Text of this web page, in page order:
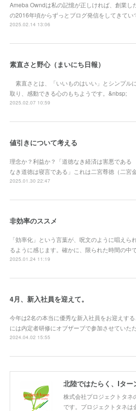
Ameba Owndは私の記憶が正しければ、創業し
の2016年頃からずっとブログ発信をしてきてい
2025.02.14 13:06
素直さと野心（まいにち日報）
素直さとは、「いいものはいい」とシンプル
取り、感動できる心のもちようです。
2025.02.07 10:59
値引きについて考える
理念か？利益か？「道徳なき経済は害悪であ
なき道徳は寝言である」これは二宮尊徳（二宮
2025.01.30 22:47
非効率のススメ
「効率化」という言葉が、呪文のように唱えら
るように感じます。確かに、限られた時間の中
2025.01.24 11:19
4月、新入社員を迎えて。
今年は2名の本当に優秀な新入社員をお迎えす
には内定者研修にオブザーブで参加させていた
2024.04.02 15:55
北陸ではたらく、Iター
株式会社プロジェクトタネ
です。プロジェクトタネは